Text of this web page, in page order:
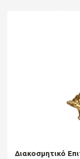
Διακοσμητικό